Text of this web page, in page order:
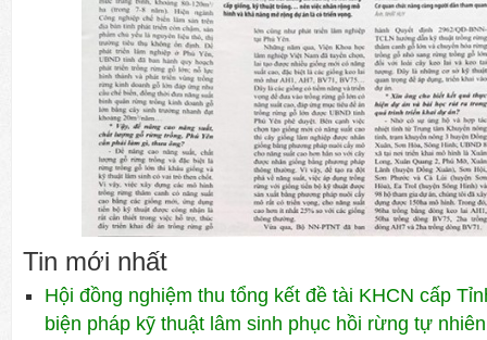
Tin mới nhất
Hội đồng nghiệm thu tổng kết đề tài KHCN cấp
biện pháp kỹ thuật lâm sinh phục hồi rừng tự